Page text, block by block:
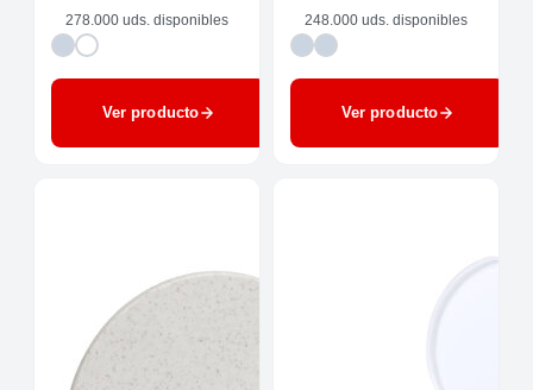
278.000 uds. disponibles
Ver producto
248.000 uds. disponibles
Ver producto